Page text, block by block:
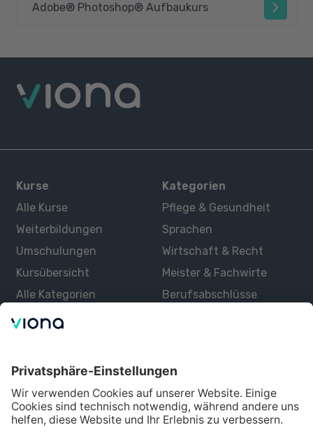
Adobe® Photoshop® Aufbaukurs
Kurse
Alle Kurse
Weiterbildungen
Umschulungen
Kursübersicht
Alle Kategorien
Kategorien
Pflege & Gesundheit
Sprachen
Wirtschaft & Recht
Meister & Fachwirte
Berufsabschlüsse
Über uns
Lernen mit Viona
Alle Partner
Partner werden